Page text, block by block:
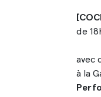
de
avec
à la